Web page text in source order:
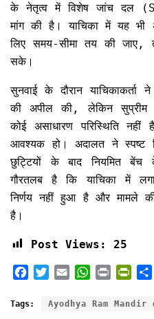
के नेतृत्व में विशेष जांच दल
मांग की है। याचिका में यह
लिए समय-सीमा तय की जाए,
सके।
सुनवाई के दौरान
की अपील की, लेकिन सुप्रीम
कोई असाधारण परिस्थिति
आवश्यक हो। अदालत ने स्पष्ट
छुट्टियों के बाद नियमित बेंच
गौरतलब है कि याचिका में
निर्णय नहीं हुआ है और मामले
है।
Post Views: 25
c
i
a
a
i
i
Tags: Ayodhya Ram